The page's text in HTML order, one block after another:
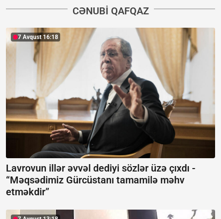
CƏNUBI QAFQAZ
7 Avqust 16:18
Lavrovun illər əvvəl dediyi sözlər üzə çıxdı -
“Məqsədimiz Gürcüstanı tamamilə məhv
etməkdir”